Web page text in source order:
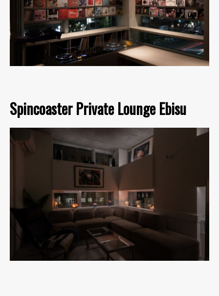
Spincoaster Private Lounge Ebisu